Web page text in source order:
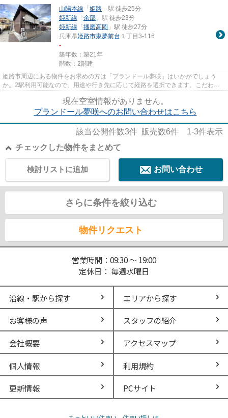
山陽本線 「姫路 」駅 徒歩25分
姫新線 「余部 」駅 徒歩23分
姫新線 「播磨高岡 」駅 徒歩27分
兵庫県姫路市東夢前台 １丁目3-116
-
築年数：築21年
階数：2階建
姫路市周辺にある物件をお求めの方は「プランドール夢咲」はいかがでしょう
か。2駅利用可能なので、用途や行き先に応じて経路を選択できます。こだわり
条件、通風良好のシンプルな作り...
現在空室情報がありません。
プランドール夢咲へのお問い合わせはこちら
該当公開件数3件 販売数6件 1-3件表示
チェックした物件をまとめて
お問い合わせ
検討リストに追加
さらに条件を絞り込む
物件リクエスト
営業時間：09:30 ～ 19:00
定休日： 毎週水曜日
沿線・駅から探す エリアから探す
お客様の声 スタッフの紹介
会社概要 アクセスマップ
個人情報 利用規約
更新情報 PCサイト